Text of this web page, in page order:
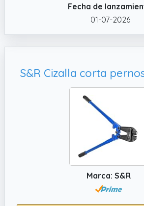
ergonómico, antideslizante y
sostener para garantizar la
Fecha de
01-07-2026
Marca: S&R